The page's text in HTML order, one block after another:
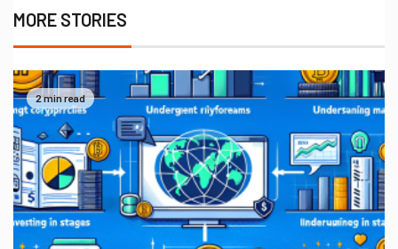
MORE STORIES
2 min read